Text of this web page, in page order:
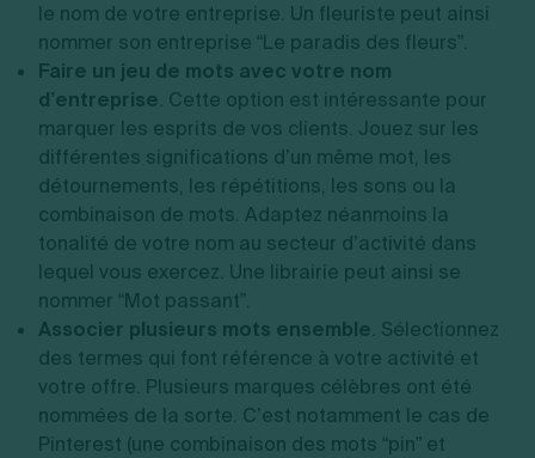
le nom de votre entreprise. Un fleuriste peut ainsi
nommer son entreprise “Le paradis des fleurs”.
Faire un jeu de mots avec votre nom
d’entreprise. Cette option est intéressante pour
marquer les esprits de vos clients. Jouez sur les
différentes significations d’un même mot, les
détournements, les répétitions, les sons ou la
combinaison de mots. Adaptez néanmoins la
tonalité de votre nom au secteur d’activité dans
lequel vous exercez. Une librairie peut ainsi se
nommer “Mot passant”.
Associer plusieurs mots ensemble. Sélectionnez
des termes qui font référence à votre activité et
votre offre. Plusieurs marques célèbres ont été
nommées de la sorte. C’est notamment le cas de
Pinterest (une combinaison des mots “pin” et